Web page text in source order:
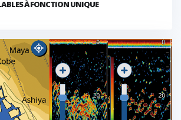
À FONCTION UNIQUE